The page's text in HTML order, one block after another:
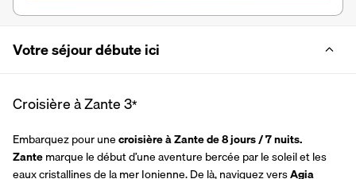
Votre séjour débute ici
Croisière à Zante3*
Embarquez pour une croisière à Zante de 8 jours / 7 nuits.
Zante marque le début d’une aventure bercée par le soleil et les
eaux cristallines de la mer Ionienne. De là, naviguez vers Agia